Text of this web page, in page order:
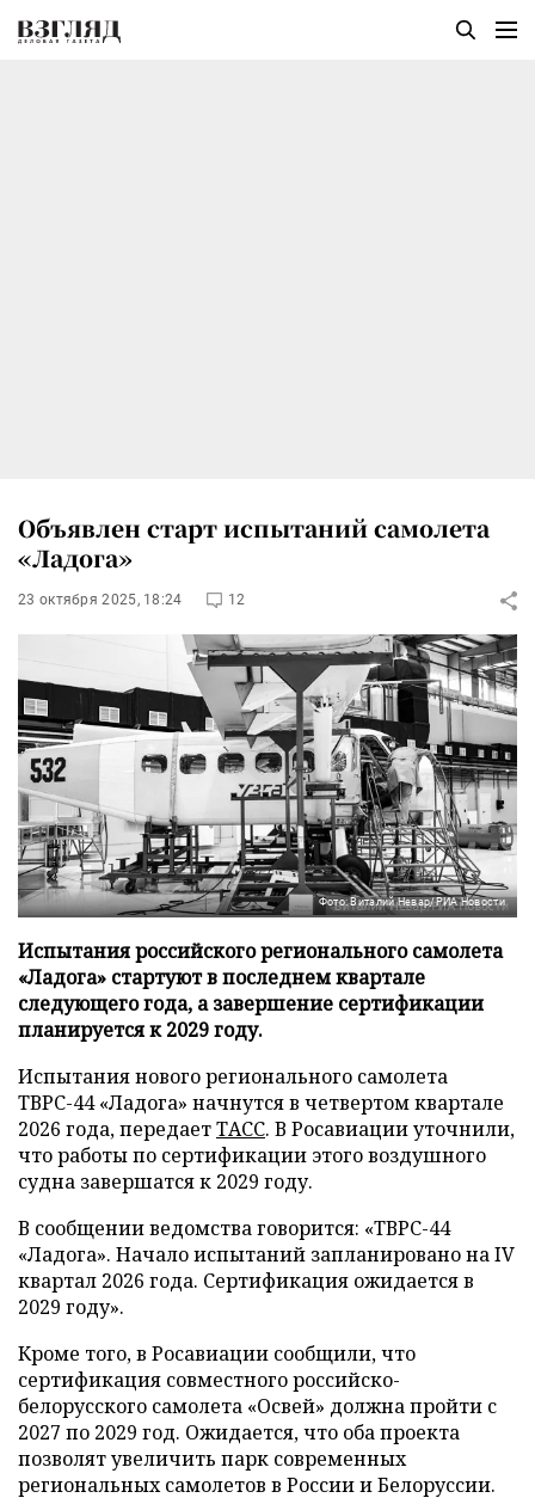
Объявлен старт испытаний самолета
«Ладога»
23 октября 2025, 18:24 12
Фото: Виталий Невар/РИА Новости
Испытания российского регионального самолета
«Ладога» стартуют в последнем квартале
следующего года, а завершение сертификации
планируется к 2029 году.
Испытания нового регионального самолета
ТВРС-44 «Ладога» начнутся в четвертом квартале
2026 года, передаетТАСС. В Росавиации уточнили,
что работы по сертификации этого воздушного
судна завершатся к 2029 году.
В сообщении ведомства говорится: «ТВРС-44
«Ладога». Начало испытаний запланировано на IV
квартал 2026 года. Сертификация ожидается в
2029 году».
Кроме того, в Росавиации сообщили, что
сертификация совместного российско-
белорусского самолета «Освей» должна пройти с
2027 по 2029 год. Ожидается, что оба проекта
позволят увеличить парк современных
региональных самолетов в России и Белоруссии.